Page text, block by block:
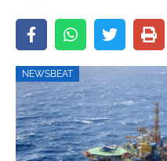
NEWSBEAT